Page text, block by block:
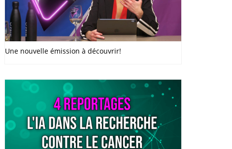
Une nouvelle émission à découvrir!